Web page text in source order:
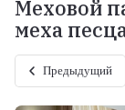
Меховой
меха
Предыдущий